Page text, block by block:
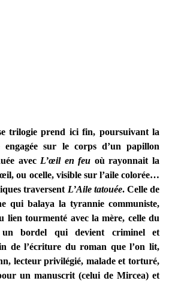
prend ici fin, poursuivant la
engagée sur le corps d’un papillon
avec L’œil en feu où rayonnait la
ou ocelle, visible sur l’aile colorée…
traversent L’Aile tatouée. Celle de
qui balaya la tyrannie communiste,
lien tourmenté avec la mère, celle du
un bordel qui devient criminel et
de l’écriture du roman que l’on lit,
lecteur privilégié, malade et torturé,
un manuscrit (celui de Mircea) et